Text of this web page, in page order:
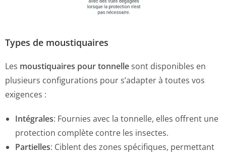
Types de moustiquaires
Les moustiquaires pour tonnellesont disponibles en
plusieurs configurations pour s’adapter à toutes vos
exigences :
Intégrales: Fournies avec la tonnelle, elles offrent une
protection complète contre les insectes.
Partielles: Ciblent des zones spécifiques, permettant